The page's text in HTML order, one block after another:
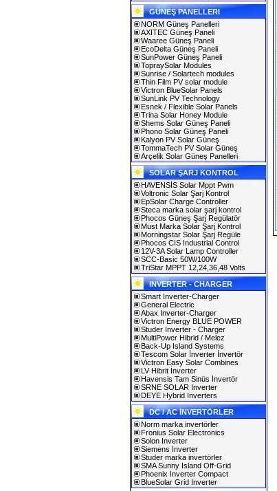
GÜNEŞ PANELLERI
NORM Güneş Panelleri
AXITEC Güneş Paneli
Waaree Güneş Paneli
EcoDelta Güneş Paneli
SunPower Güneş Paneli
TopraySolar Modules
Sunrise / Solartech modules
Thin Film PV solar module
Victron BlueSolar Panels
SunLink PV Technology
Esnek / Flexible Solar Panels
Trina Solar Honey Module
Shems Solar Güneş Paneli
Phono Solar Güneş Paneli
Kalyon PV Solar Güneş
TommaTech PV Solar Güneş
Arçelik Solar Güneş Panelleri
SOLAR ŞARJ KONTROL
HAVENSİS Solar Mppt Pwm
Voltronic Solar Şarj Kontrol
EpSolar Charge Controller
Steca marka solar şarj kontrol
Phocos Güneş Şarj Regülatör
Must Marka Solar Şarj Kontrol
Morningstar Solar Şarj Regüle
Phocos CIS Industrial Control
12V-3A Solar Lamp Controller
SCC-Basic 50W/100W
TriStar MPPT 12,24,36,48 Volts
INVERTER - CHARGER
Smart Inverter-Charger
General Electric
Abax Inverter-Charger
Victron Energy BLUE POWER
Studer Inverter - Charger
MultiPower Hibrid / Melez
Back-Up Island Systems
Tescom Solar İnverter İnvertör
Victron Easy Solar Combines
LV Hibrit İnverter
Havensis Tam Sinüs İnvertör
SRNE SOLAR Inverter
DEYE Hybrid Inverters
DC / AC İNVERTÖRLER
Norm marka invertörler
Fronius Solar Electronics
Solon Inverter
Siemens Inverter
Studer marka invertörler
SMA Sunny Island Off-Grid
Phoenix Inverter Compact
BlueSolar Grid Inverter